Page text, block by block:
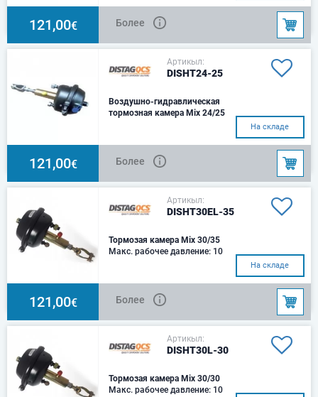
121,00€ Более
Артикыл:
DISHT24-25
Воздушно-гидравлическая
тормозная камера Mix 24/25
воздуха 6,5 бар - 10,064
НРазмер гидроцилиндра -
Ø25ммТяга при 100 бар ма
На складе
121,00€ Более
Артикыл:
DISHT30EL-35
Тормозая камера Mix 30/35
Макс. рабочее давление: 10
применения, предлагая воз
На складе
121,00€ Более
Артикыл:
DISHT30L-30
Тормозая камера Mix 30/30
Макс. рабочее давление: 10